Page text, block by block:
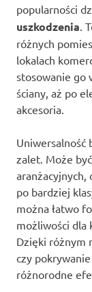
popularności
uszkodzenia .
różnych
lokalach
stosowanie go
ściany, aż po
akcesoria.
Uniwersalność
zalet. Może
po bardziej
można łatwo
możliwości dla
Dzięki różnym
czy
różnorodne